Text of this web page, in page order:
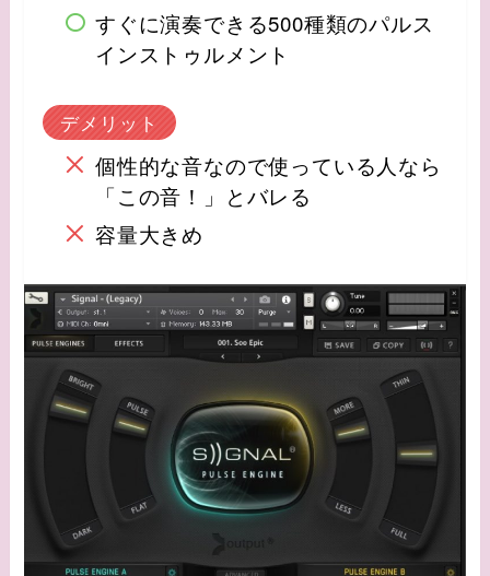
すぐに演奏できる500種類のパルス
インストゥルメント
デメリット
個性的な音なので使っている人なら
「この音！」とバレる
容量大きめ